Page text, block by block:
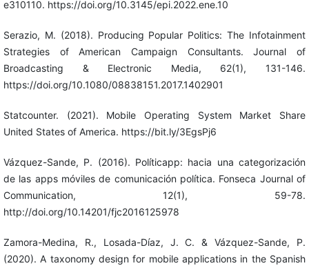
e310110. https://doi.org/10.3145/epi.2022.ene.10
Serazio, M. (2018). Producing Popular Politics: The Infotainment
Strategies of American Campaign Consultants. Journal of
Broadcasting & Electronic Media, 62(1), 131-146.
https://doi.org/10.1080/08838151.2017.1402901
Statcounter. (2021). Mobile Operating System Market Share
United States of America. https://bit.ly/3EgsPj6
Vázquez-Sande, P. (2016). Políticapp: hacia una categorización
de las apps móviles de comunicación política. Fonseca Journal of
Communication, 12(1), 59-78.
http://doi.org/10.14201/fjc2016125978
Zamora-Medina, R., Losada-Díaz, J. C. & Vázquez-Sande, P.
(2020). A taxonomy design for mobile applications in the Spanish